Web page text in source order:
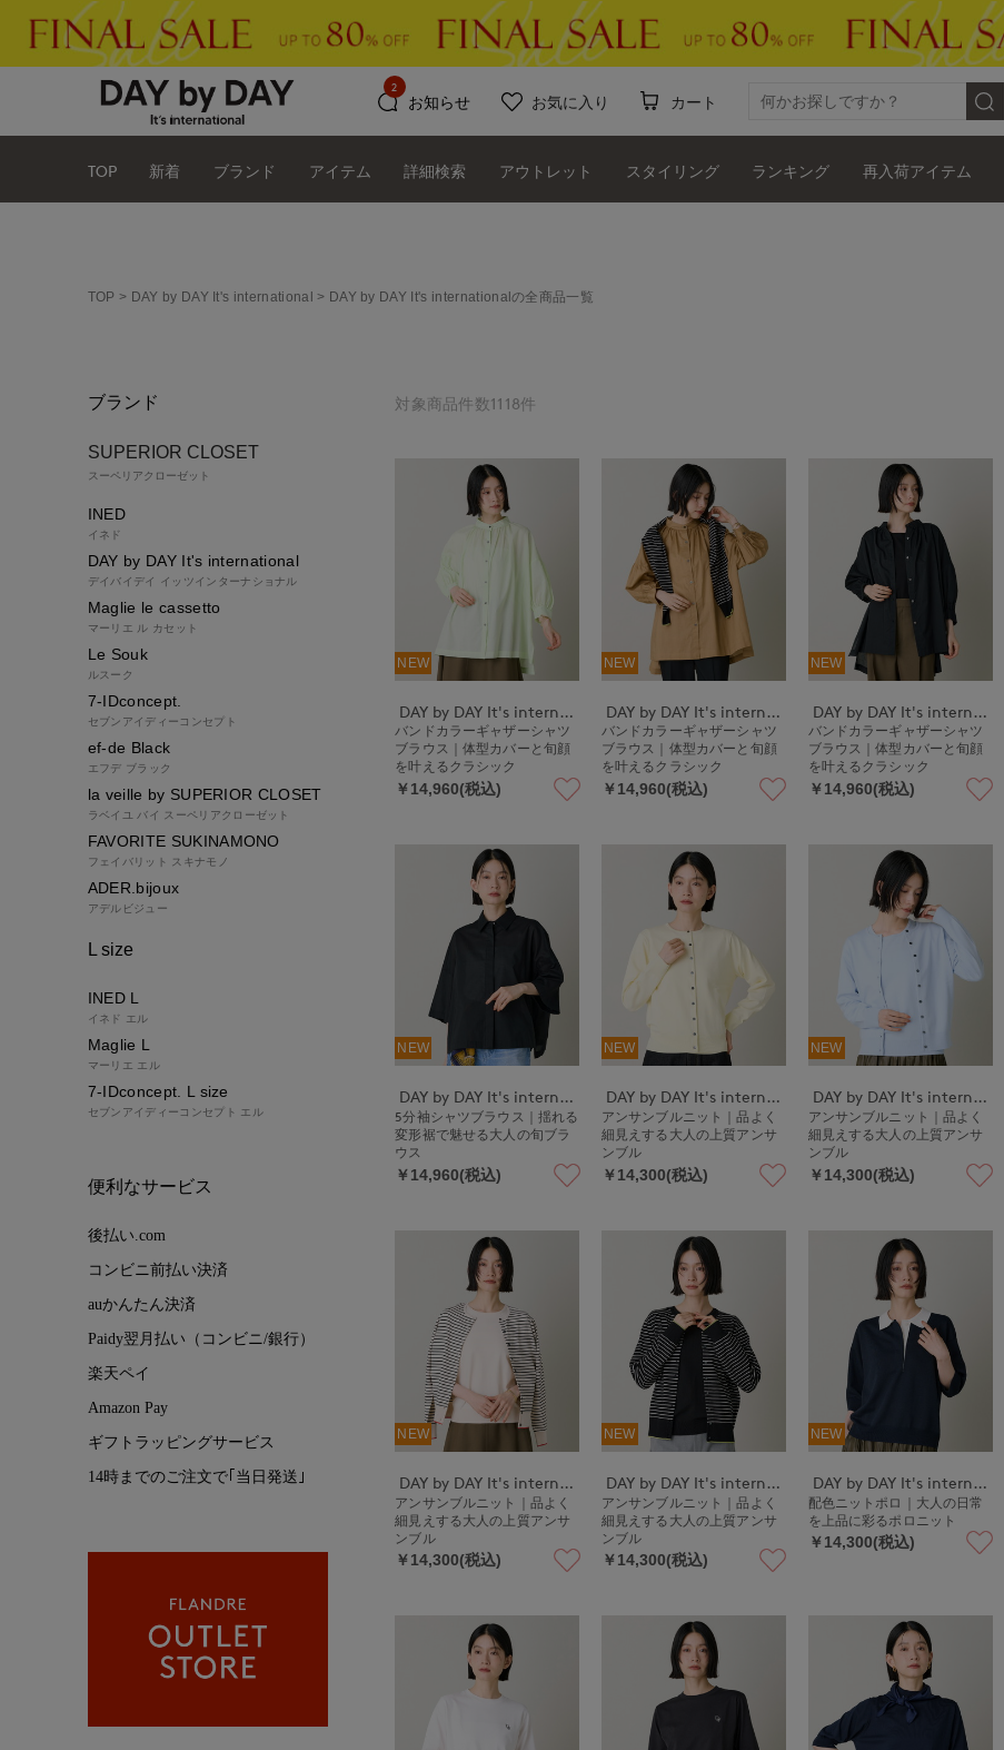
お知らせ
2
お気に入り カート
TOP 新着 ブランド アイテム 詳細検索 アウトレット スタイリング ランキング 再入荷アイテム
TOP DAY by DAY It's international DAY by DAY It's internationalの全商品一覧
対象商品件数1118件
NEW
DAY by DAY It's international
バンドカラーギャザーシャツ
ブラウス｜体型カバーと旬顔
を叶えるクラシック
￥14,960(税込)
NEW
DAY by DAY It's international
バンドカラーギャザーシャツ
ブラウス｜体型カバーと旬顔
を叶えるクラシック
￥14,960(税込)
NEW
DAY by DAY It's international
バンドカラーギャザーシャツ
ブラウス｜体型カバーと旬顔
を叶えるクラシック
￥14,960(税込)
NEW
DAY by DAY It's international
5分袖シャツブラウス｜揺れる
変形裾で魅せる大人の旬ブラ
ウス
￥14,960(税込)
NEW
DAY by DAY It's international
アンサンブルニット｜品よく
細見えする大人の上質アンサ
ンブル
￥14,300(税込)
NEW
DAY by DAY It's international
アンサンブルニット｜品よく
細見えする大人の上質アンサ
ンブル
￥14,300(税込)
NEW
DAY by DAY It's international
アンサンブルニット｜品よく
細見えする大人の上質アンサ
ンブル
￥14,300(税込)
NEW
DAY by DAY It's international
アンサンブルニット｜品よく
細見えする大人の上質アンサ
ンブル
￥14,300(税込)
NEW
DAY by DAY It's international
配色ニットポロ｜大人の日常
を上品に彩るポロニット
￥14,300(税込)
ブランド
SUPERIOR CLOSET
スーペリアクローゼット
INED
イネド
DAY by DAY It's international
デイバイデイ イッツインターナショナル
Maglie le cassetto
マーリエ ル カセット
Le Souk
ルスーク
7-IDconcept.
セブンアイディーコンセプト
ef-de Black
エフデ ブラック
la veille by SUPERIOR CLOSET
ラベイユ バイ スーペリアクローゼット
FAVORITE SUKINAMONO
フェイバリット スキナモノ
ADER.bijoux
アデルビジュー
L size
INED L
イネド エル
Maglie L
マーリエ エル
7-IDconcept. L size
セブンアイディーコンセプト エル
便利なサービス
後払い.com
コンビニ前払い決済
auかんたん決済
Paidy翌月払い（コンビニ/銀行）
楽天ペイ
Amazon Pay
ギフトラッピングサービス
14時までのご注文で｢当日発送｣